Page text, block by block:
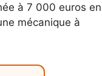
à 7 000 euros en
mécanique à